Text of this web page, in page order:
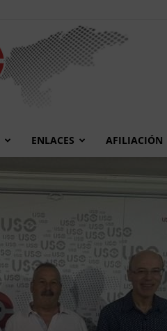
Cantabria
ENLACES AFILIACIÓN